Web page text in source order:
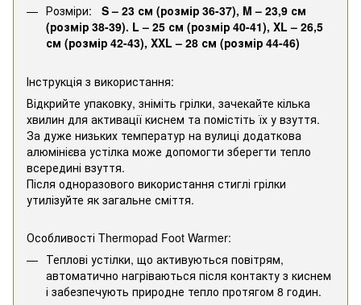
Розміри: S – 23 см (розмір 36-37), M – 23,9 см
(розмір 38-39). L – 25 см (розмір 40-41), XL – 26,5
см (розмір 42-43), XXL – 28 см (розмір 44-46)
Інструкція з використання:
Відкрийте упаковку, зніміть грілки, зачекайте кілька
хвилин для активації киснем та помістіть їх у взуття.
За дуже низьких температур на вулиці додаткова
алюмінієва устілка може допомогти зберегти тепло
всередині взуття.
Після одноразового використання стиглі грілки
утилізуйте як загальне сміття.
Особливості Thermopad Foot Warmer:
Теплові устілки, що активуються повітрям,
автоматично нагріваються після контакту з киснем
і забезпечують природне тепло протягом 8 годин.